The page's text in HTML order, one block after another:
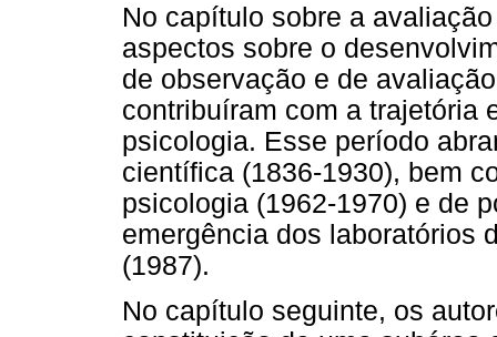
No capítulo sobre a
aspectos sobre o
de observação e de
contribuíram com a trajetória
psicologia. Esse período
científica (1836-1930), bem
psicologia (1962-1970) e de
emergência dos laboratórios
(1987).
No capítulo seguinte, os